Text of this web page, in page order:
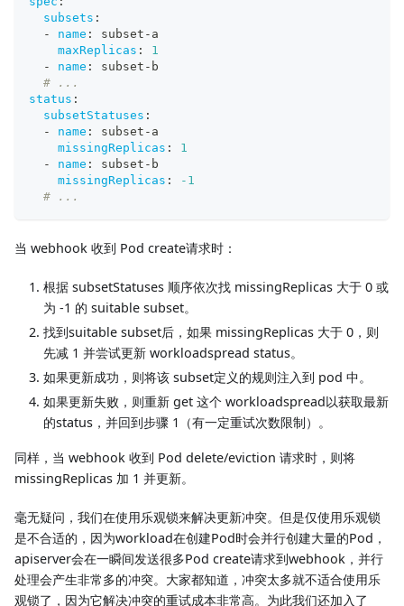
subsets :
-
name : subset - a
maxReplicas :
1
-
name : subset - b
# ...
status :
subsetStatuses :
-
name : subset - a
missingReplicas :
1
-
name : subset - b
missingReplicas :
-1
# ...
当 webhook 收到 Pod create请求时：
根据 subsetStatuses 顺序依次找 missingReplicas 大于 0 或
为 -1 的 suitable subset。
找到suitable subset后，如果 missingReplicas 大于 0，则
先减 1 并尝试更新 workloadspread status。
如果更新成功，则将该 subset定义的规则注入到 pod 中。
如果更新失败，则重新 get 这个 workloadspread以获取最新
的status，并回到步骤 1（有一定重试次数限制）。
同样，当 webhook 收到 Pod delete/eviction 请求时，则将
missingReplicas 加 1 并更新。
毫无疑问，我们在使用乐观锁来解决更新冲突。但是仅使用乐观锁
是不合适的，因为workload在创建Pod时会并行创建大量的Pod，
apiserver会在一瞬间发送很多Pod create请求到webhook，并行
处理会产生非常多的冲突。大家都知道，冲突太多就不适合使用乐
观锁了，因为它解决冲突的重试成本非常高。为此我们还加入了